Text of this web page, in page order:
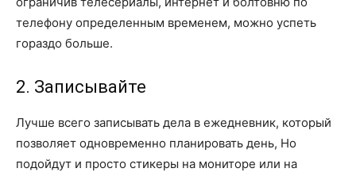
телефону определенным временем, можно успеть
гораздо больше.
2. Записывайте
Лучше всего записывать дела в ежедневник, который
позволяет одновременно планировать день, Но
подойдут и просто стикеры на мониторе или на